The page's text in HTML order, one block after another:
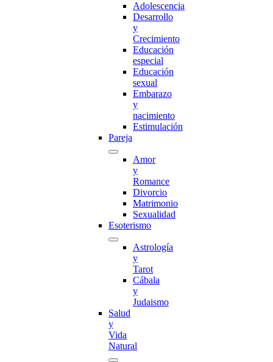
Adolescencia
Desarrollo
y
Crecimiento
Educación
especial
Educación
sexual
Embarazo
y
nacimiento
Estimulación
Pareja
Amor
y
Romance
Divorcio
Matrimonio
Sexualidad
Esoterismo
Astrología
y
Tarot
Cábala
y
Judaismo
Salud
y
Vida
Natural